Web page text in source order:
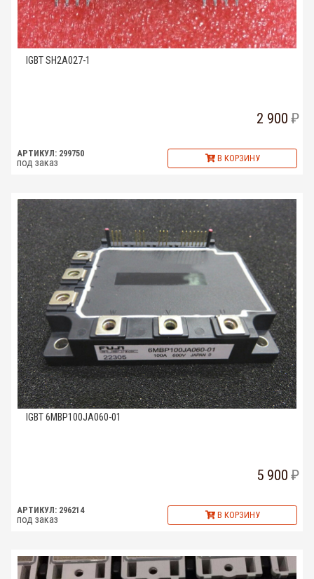
IGBT SH2A027-1
2 900
АРТИКУЛ: 299750
под заказ В КОРЗИНУ
IGBT 6MBP100JA060-01
5 900
АРТИКУЛ: 296214
под заказ В КОРЗИНУ